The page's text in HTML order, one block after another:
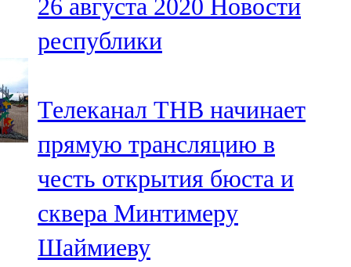
26 августа 2020 Новости
республики
Телеканал ТНВ начинает
прямую трансляцию в
честь открытия бюста и
сквера Минтимеру
Шаймиеву